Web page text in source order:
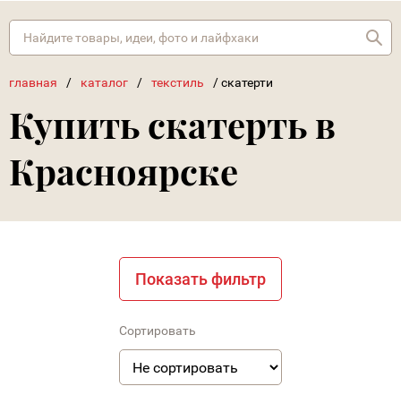
главная / каталог / текстиль /скатерти
Купить скатерть в
Красноярске
Показать фильтр
Сортировать